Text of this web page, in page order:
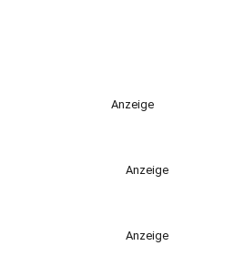
Anzeige
Anzeige
Anzeige